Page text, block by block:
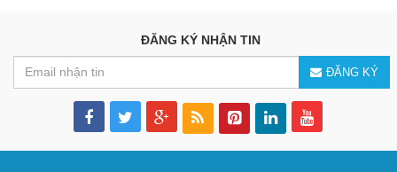
ĐĂNG KÝ NHẬN TIN
ĐĂNG KÝ